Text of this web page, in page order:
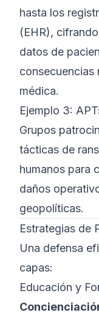
hasta los
(EHR),
datos de
consecuencias
médica.
Ejemplo 3:
Grupos
tácticas de
humanos para
daños
geopolíticas.
Estrategias de
Una defensa
capas:
Educación y